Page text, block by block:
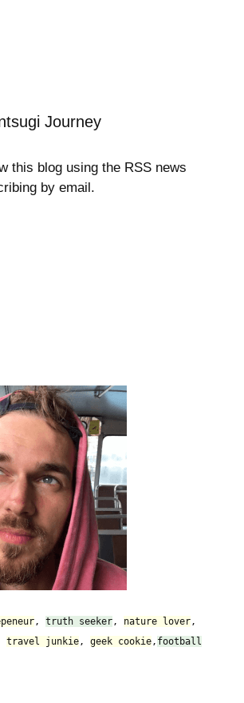
Journey
this blog using the RSS news
by email.
, truth seeker , nature lover ,
travel junkie , geek cookie , football